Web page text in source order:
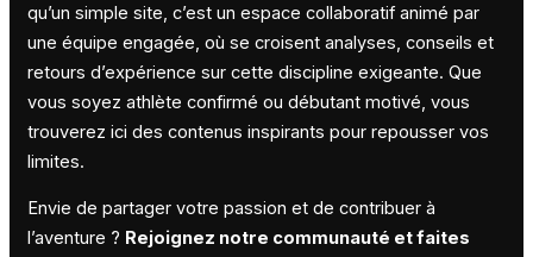
qu’un simple site, c’est un espace collaboratif animé par
une équipe engagée, où se croisent analyses, conseils et
retours d’expérience sur cette discipline exigeante. Que
vous soyez athlète confirmé ou débutant motivé, vous
trouverez ici des contenus inspirants pour repousser vos
limites.
Envie de partager votre passion et de contribuer à
l’aventure ? Rejoignez notre communauté et faites